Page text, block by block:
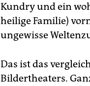
Kundry und ein
heilige Familie)
ungewisse
Das ist das
Bildertheaters.